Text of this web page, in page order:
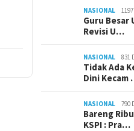
NASIONAL
Guru Besar
Revisi U…
NASIONAL 831
Tidak Ada
Dini Kecam
NASIONAL 790
Bareng
KSPI : Pra…